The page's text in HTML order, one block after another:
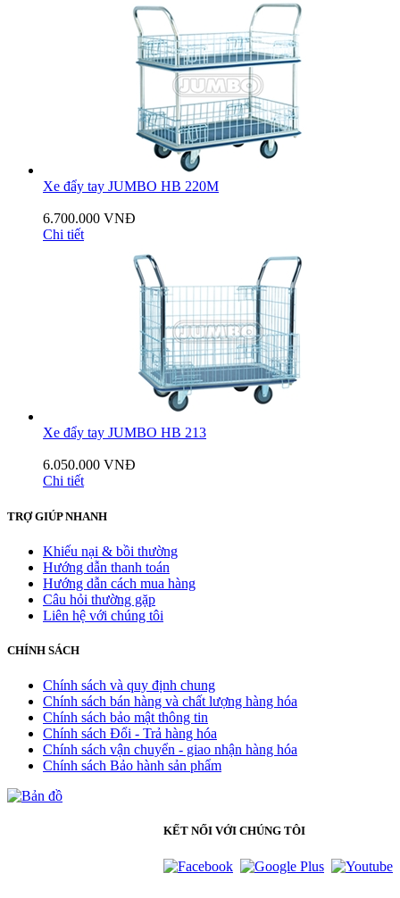
Xe đẩy tay JUMBO HB 220M
6.700.000 VNĐ
Chi tiết
Xe đẩy tay JUMBO HB 213
6.050.000 VNĐ
Chi tiết
TRỢ GIÚP NHANH
Khiếu nại & bồi thường
Hướng dẫn thanh toán
Hướng dẫn cách mua hàng
Câu hỏi thường gặp
Liên hệ với chúng tôi
CHÍNH SÁCH
Chính sách và quy định chung
Chính sách bán hàng và chất lượng hàng hóa
Chính sách bảo mật thông tin
Chính sách Đổi - Trả hàng hóa
Chính sách vận chuyển - giao nhận hàng hóa
Chính sách Bảo hành sản phẩm
KẾT NỐI VỚI CHÚNG TÔI